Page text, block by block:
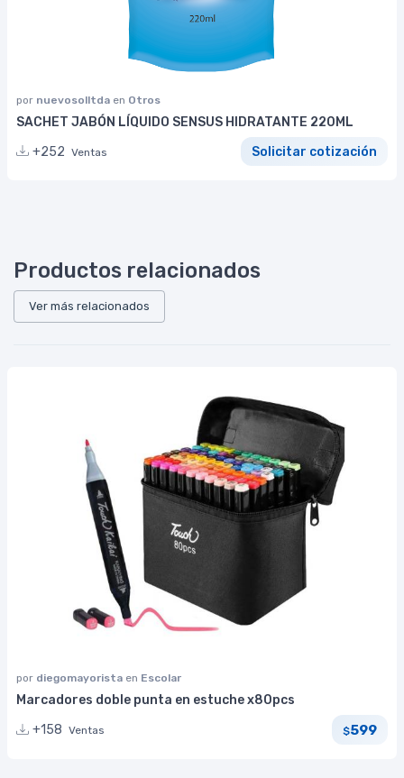
por nuevosolltda en Otros
SACHET JABÓN LÍQUIDO SENSUS HIDRATANTE 220ML
+252 Ventas Solicitar cotización
Productos relacionados
Ver más relacionados
por diegomayorista en Escolar
Marcadores doble punta en estuche x80pcs
+158 Ventas $599